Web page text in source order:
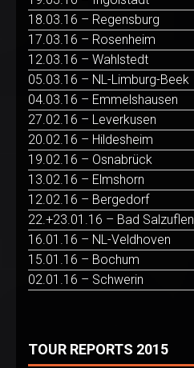
18.03.16 – Regensburg
17.03.16 – Rosenheim
12.03.16 – Wahlstedt
05.03.16 – NL-Limburg-Beek
04.03.16 – Emmelshausen
27.02.16 – Leverkusen
20.02.16 – Hildesheim
19.02.16 – Osnabrück
13.02.16 – Elmshorn
12.02.16 – Bergedorf
22.+23.01.16 – Bad Salzuflen
16.01.16 – NL-Veldhoven
15.01.16 – Bochum
02.01.16 – Schwerin
TOUR REPORTS 2015